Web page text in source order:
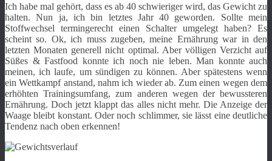
Ich habe mal gehört, dass es ab 40 schwieriger wird, das Gewicht zu
halten. Nun ja, ich bin letztes Jahr 40 geworden. Sollte mein
Stoffwechsel termingerecht einen Schalter umgelegt haben? Es
scheint so. Ok, ich muss zugeben, meine Ernährung war in den
letzten Monaten generell nicht optimal. Aber völligen Verzicht auf
Süßes & Fastfood konnte ich noch nie leben. Man konnte auch
meinen, ich laufe, um sündigen zu können. Aber spätestens wenn
ein Wettkampf anstand, nahm ich wieder ab. Zum einen wegen dem
erhöhten Trainingsumfang, zum anderen wegen der bewussteren
Ernährung. Doch jetzt klappt das alles nicht mehr. Die Anzeige der
Waage bleibt konstant. Oder noch schlimmer, sie lässt eine deutliche
Tendenz nach oben erkennen!